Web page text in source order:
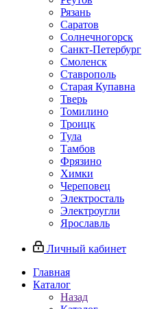
Рязань
Саратов
Солнечногорск
Санкт-Петербург
Смоленск
Ставрополь
Старая Купавна
Тверь
Томилино
Троицк
Тула
Тамбов
Фрязино
Химки
Череповец
Электросталь
Электроугли
Ярославль
Личный кабинет
Главная
Каталог
Назад